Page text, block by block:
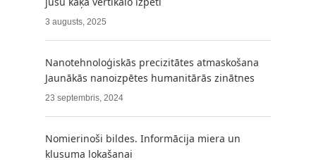
3 augusts, 2025
Nanotehnoloģiskās precizitātes atmaskošana
Jaunākās nanoizpētes humanitārās zinātnes
23 septembris, 2024
Nomierinoši bildes. Informācija miera un
klusuma lokašanai